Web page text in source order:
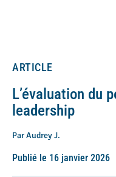
ARTICLE
L’évaluation du
leadership
Par Audrey J.
Publié le 16 janvier 2026